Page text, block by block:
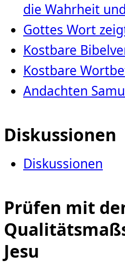
die Wahrheit
Gottes Wort
Kostbare
Kostbare
Andachten
Diskussionen
Diskussionen
Prüfen mit
Jesu